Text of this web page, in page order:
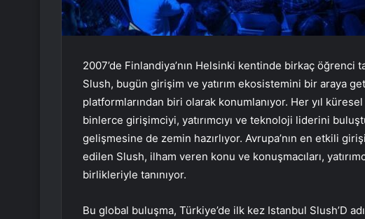
2007’de Finlandiya’nın Helsinki kentinde birkaç öğrenci
Slush, bugün girişim ve yatırım ekosistemini bir araya
platformlarından biri olarak konumlanıyor. Her yıl
binlerce girişimciyi, yatırımcıyı ve teknoloji liderini
gelişmesine de zemin hazırlıyor. Avrupa’nın en etkili
edilen Slush, ilham veren konu ve konuşmacıları,
birlikleriyle tanınıyor.
Bu global buluşma, Türkiye’de ilk kez Istanbul Slush’D